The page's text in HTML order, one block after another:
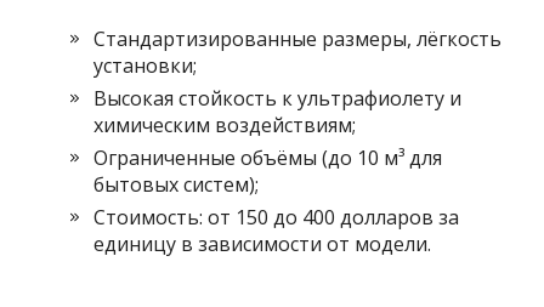
Стандартизированные размеры, лёгкость
установки;
Высокая стойкость к ультрафиолету и
химическим воздействиям;
Ограниченные объёмы (до 10 м³ для
бытовых систем);
Стоимость: от 150 до 400 долларов за
единицу в зависимости от модели.